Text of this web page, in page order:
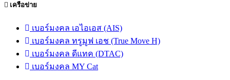
เครือข่าย
เบอร์มงคล เอไอเอส (AIS)
เบอร์มงคล ทรูมูฟ เอช (True Move H)
เบอร์มงคล ดีแทค (DTAC)
เบอร์มงคล MY Cat